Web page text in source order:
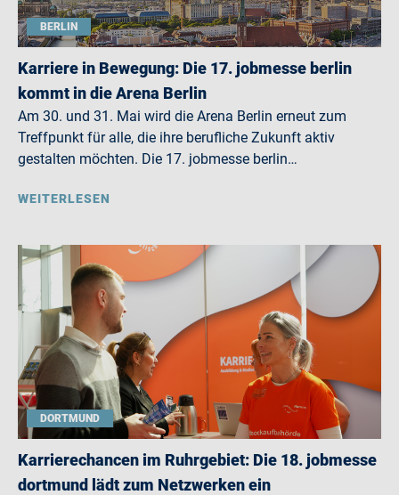
BERLIN
Karriere in Bewegung: Die 17. jobmesse berlin
kommt in die Arena Berlin
Am 30. und 31. Mai wird die Arena Berlin erneut zum
Treffpunkt für alle, die ihre berufliche Zukunft aktiv
gestalten möchten. Die 17. jobmesse berlin…
WEITERLESEN
DORTMUND
Karrierechancen im Ruhrgebiet: Die 18. jobmesse
dortmund lädt zum Netzwerken ein